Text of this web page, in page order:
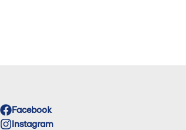
Facebook
Instagram